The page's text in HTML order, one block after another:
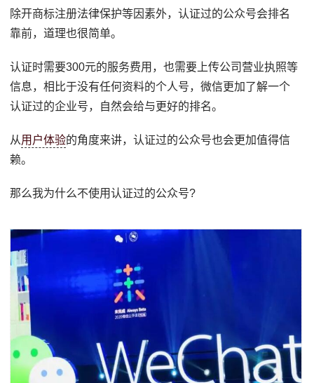
除开商标注册法律保护等因素外，认证过的公众号会排名
靠前，道理也很简单。
认证时需要300元的服务费用，也需要上传公司营业执照等
信息，相比于没有任何资料的个人号，微信更加了解一个
认证过的企业号，自然会给与更好的排名。
从用户体验的角度来讲，认证过的公众号也会更加值得信
赖。
那么我为什么不使用认证过的公众号?